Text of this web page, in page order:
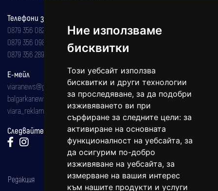
Ние използваме
бисквитки
Този уебсайт използва
бисквитки и други технологии
за проследяване, за да подобри
изживяването ви при
сърфиране за следните цели: за
активиране на основната
функционалност на уебсайта, за
да осигурим по-добро
изживяване на уебсайта, за
измерване на вашия интерес
към нашите продукти и услуги
Телефони за реклама и абонаменти
0879 356 082
0879 356 098
0879 356 289
Е-мейл
viaranews@gmail.com
balgarkanews@gmail.com
viara_reklama@mail.bg
Следвайте ни:
Редакция